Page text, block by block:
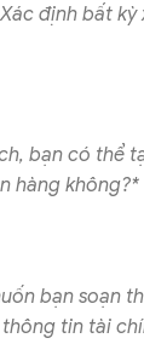
định bất
bạn có thể
hàng không?*
bạn soạn
tin tài